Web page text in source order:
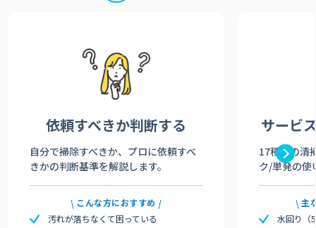
依頼すべきか判断する
自分で掃除すべきか、プロに依頼すべ
きかの判断基準を解説します。
こんな方におすすめ
汚れが落ちなくて困っている
サービ
17種類の清
ク/単発の使
主
水回り（